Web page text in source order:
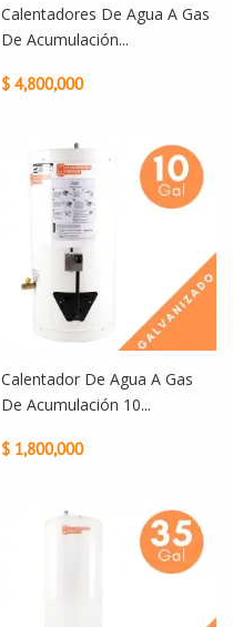
Calentadores De Agua A Gas
De Acumulación...
$ 4,800,000
Calentador De Agua A Gas
De Acumulación 10...
$ 1,800,000